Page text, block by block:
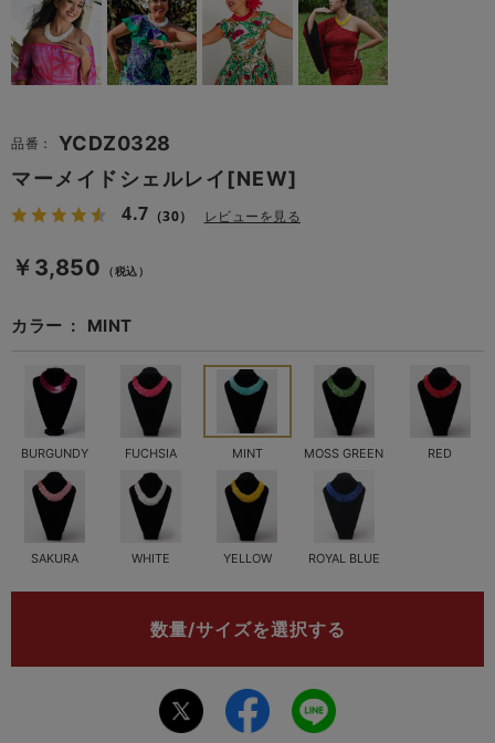
品番：
YCDZ0328
マーメイドシェルレイ[NEW]
4.7 （30） レビューを見る
￥3,850 （税込）
カラー MINT
BURGUNDY FUCHSIA MINT MOSS GREEN RED
SAKURA WHITE YELLOW ROYAL BLUE
数量/サイズを選択する